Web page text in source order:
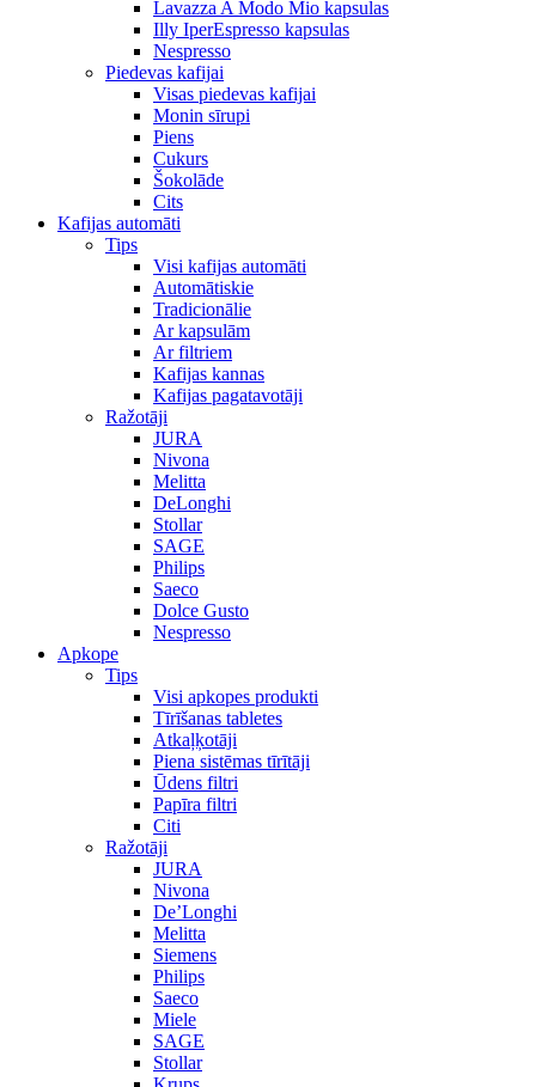
Lavazza A Modo Mio kapsulas
Illy IperEspresso kapsulas
Nespresso
Piedevas kafijai
Visas piedevas kafijai
Monin sīrupi
Piens
Cukurs
Šokolāde
Cits
Kafijas automāti
Tips
Visi kafijas automāti
Automātiskie
Tradicionālie
Ar kapsulām
Ar filtriem
Kafijas kannas
Kafijas pagatavotāji
Ražotāji
JURA
Nivona
Melitta
DeLonghi
Stollar
SAGE
Philips
Saeco
Dolce Gusto
Nespresso
Apkope
Tips
Visi apkopes produkti
Tīrīšanas tabletes
Atkaļķotāji
Piena sistēmas tīrītāji
Ūdens filtri
Papīra filtri
Citi
Ražotāji
JURA
Nivona
De’Longhi
Melitta
Siemens
Philips
Saeco
Miele
SAGE
Stollar